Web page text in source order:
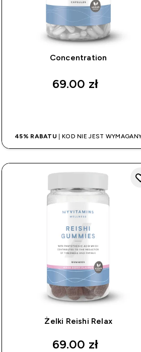
Concentration
69.00 zł‎
45% RABATU | KOD NIE JEST
Żelki Reishi Relax
69.00 zł‎